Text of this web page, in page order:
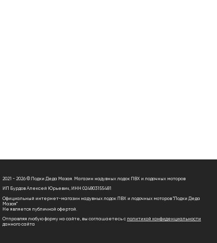
2021 - 2026 © Лодки Деда Мазая. Магазин надувных лодок ПВХ и лодочных моторов
ИП Бурдов Алексей Юрьевич, ИНН 024803155481
Официальный интернет-магазин надувных лодок ПВХ и лодочных моторов "Лодки Деда
Мазая"
Не является публичной офертой.
Отправляя любую форму на сайте, вы соглашаетесь с политикой конфиденциальности
данного сайта